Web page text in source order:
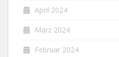
April 2024
März 2024
Februar 2024